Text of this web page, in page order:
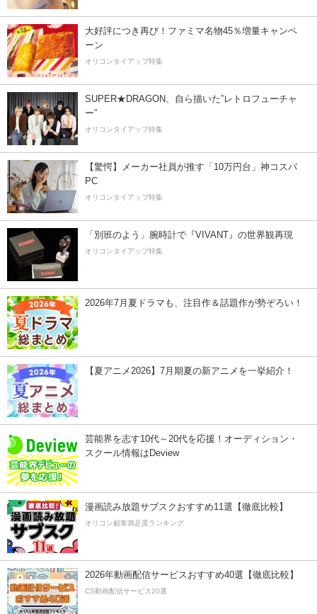
大好評につき再び！ファミマ名物45％増量キャンペ
ーン
オリコンタイアップ特集
SUPER★DRAGON、自ら描いた”レトロフューチャ
ー”
オリコンタイアップ特集
【驚愕】メーカー社員が推す「10万円台」神コスパ
PC
オリコンタイアップ特集
「別班のよう」腕時計で『VIVANT』の世界観再現
オリコンタイアップ特集
2026年7月夏ドラマも、注目作＆話題作が勢ぞろい！
【夏アニメ2026】7月期夏の新アニメを一挙紹介！
芸能界を志す10代～20代を応援！オーディション・
スクール情報はDeview
漫画読み放題サブスクおすすめ11選【徹底比較】
オリコン顧客満足度ランキング
2026年動画配信サービスおすすめ40選【徹底比較】
CS動画配信サービス20選